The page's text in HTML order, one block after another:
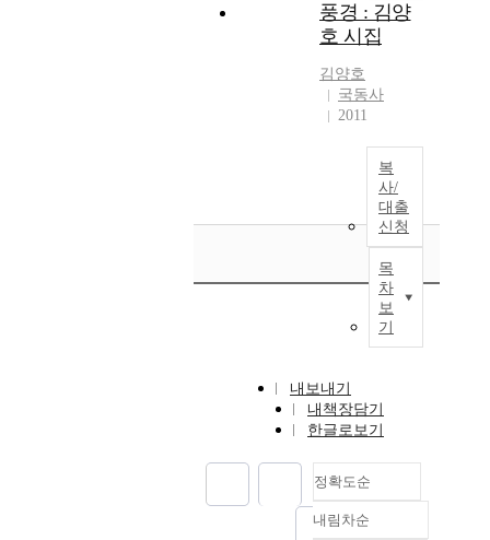
풍경 : 김양
호 시집
김양호
국동사
2011
복
사/
대출
신청
목
차
보
기
내보내기
내책장담기
한글로보기
정확도순
정확도
내림차순